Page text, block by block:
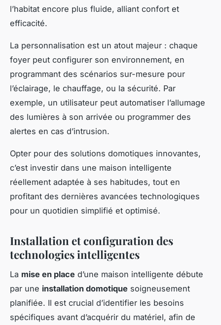
l’habitat encore plus fluide, alliant confort et
efficacité.
La personnalisation est un atout majeur : chaque
foyer peut configurer son environnement, en
programmant des scénarios sur-mesure pour
l’éclairage, le chauffage, ou la sécurité. Par
exemple, un utilisateur peut automatiser l’allumage
des lumières à son arrivée ou programmer des
alertes en cas d’intrusion.
Opter pour des solutions domotiques innovantes,
c’est investir dans une maison intelligente
réellement adaptée à ses habitudes, tout en
profitant des dernières avancées technologiques
pour un quotidien simplifié et optimisé.
Installation et configuration des
technologies intelligentes
La mise en place d’une maison intelligente débute
par une installation domotique soigneusement
planifiée. Il est crucial d’identifier les besoins
spécifiques avant d’acquérir du matériel, afin de